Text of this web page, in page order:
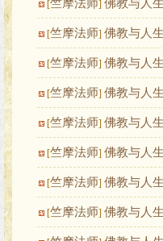
[竺摩法师] 佛教与人
[竺摩法师] 佛教与人
[竺摩法师] 佛教与人
[竺摩法师] 佛教与人
[竺摩法师] 佛教与人
[竺摩法师] 佛教与人
[竺摩法师] 佛教与人
[竺摩法师] 佛教与人